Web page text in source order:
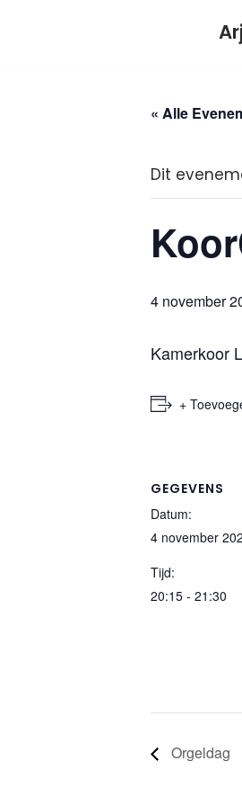
« Alle
Dit
4 november
Kamerkoor
+
GEGEVENS
Datum:
4 november
Tijd:
20:15 - 21:30
Orgeldag